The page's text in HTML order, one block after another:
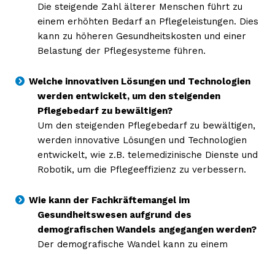
Die steigende Zahl älterer Menschen führt zu
einem erhöhten Bedarf an Pflegeleistungen. Dies
kann zu höheren Gesundheitskosten und einer
Belastung der Pflegesysteme führen.
Welche innovativen Lösungen und Technologien
werden entwickelt, um den steigenden
Pflegebedarf zu bewältigen?
Um den steigenden Pflegebedarf zu bewältigen,
werden innovative Lösungen und Technologien
entwickelt, wie z.B. telemedizinische Dienste und
Robotik, um die Pflegeeffizienz zu verbessern.
Wie kann der Fachkräftemangel im
Gesundheitswesen aufgrund des
demografischen Wandels angegangen werden?
Der demografische Wandel kann zu einem